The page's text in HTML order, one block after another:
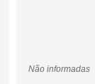
Não informadas